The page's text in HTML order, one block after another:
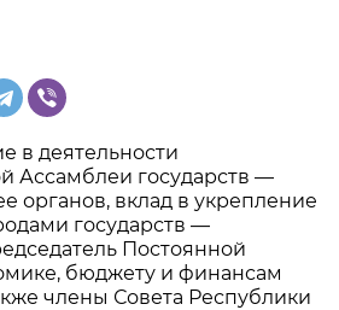
в деятельности
Ассамблеи государств —
органов, вклад в укрепление
государств —
Постоянной
бюджету и финансам
члены Совета Республики